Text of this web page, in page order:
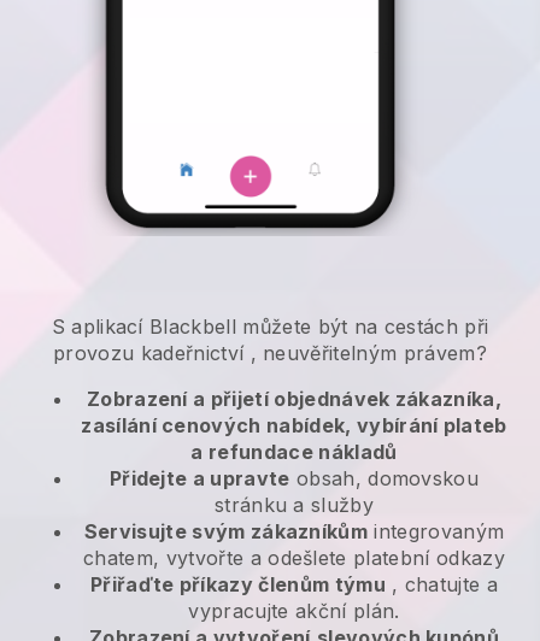
S aplikací Blackbell můžete být na cestách při
provozu kadeřnictví, neuvěřitelným právem?
Zobrazení a přijetí objednávek zákazníka,
zasílání cenových nabídek, vybírání plateb
a refundace nákladů
Přidejte a upravte obsah, domovskou
stránku a služby
Servisujte svým zákazníkům integrovaným
chatem, vytvořte a odešlete platební odkazy
Přiřaďte příkazy členům týmu , chatujte a
vypracujte akční plán.